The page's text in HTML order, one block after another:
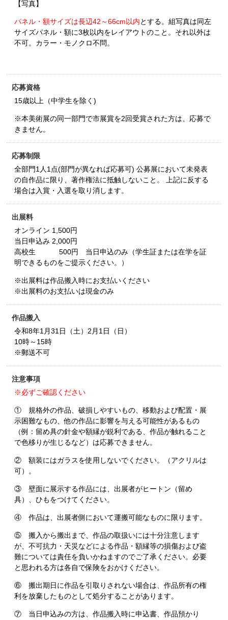
【写真】
パネル・額サイズは長辺42～66cm以内とする。組写真は同左
サイズパネル・額に3枚以内をレイアウトのこと。それ以外は
不可。カラー・モノクロ不問。
応募資格
15歳以上（中学生を除く)
※本美術展の同一部門で市展賞を2回受賞された方は、応募で
きません。
応募制限
全部門1人1点(部門が異なれば応募可) 公募展において未発表
の自作品に限り、著作権法に抵触しないこと。 上記に反する
場合は入賞・入選を取り消します。
出展料
オンライン 1,500円
当日申込み 2,000円
高校生 500円 当日申込のみ（学生証または在学を証
明できるものをご提示ください。）
※出展料は作品搬入時にお支払いください
※出展料のお支払いは現金のみ
作品搬入
令和8年1月31日（土）2月1日（日）
10時～15時
※郵送不可
注意事項
※必ずご確認ください
① 規格外の作品、破損しやすいもの、移動および配置・展
示困難なもの、他の作品に影響を与える可能性があるもの
（例：留め具の針金や額縁が鋭利である、作品が触れること
で色移りが生じるなど）は応募できません。
② 額装にはガラスを使用しないでください。（アクリルは
可）。
③ 壁面に展示する作品には、出展者がヒートン（留め
具）、ひもをつけてください。
④ 作品は、出展者側において運搬可能なものに限ります。
⑤ 搬入から搬出まで、作品の取扱いには十分注意します
が、不可抗力・天災などによる作品・額縁等の損傷および盗
難については責任を負いかねますのでご了承ください。必要
と思われる方は各自で保険をおかけください。
⑥ 搬出期日に作品を引取りされない場合は、作品所有の権
利を放棄したものとして処分することがあります。
⑦ 当日申込みの方は、作品搬入時に申込書、作品預かり